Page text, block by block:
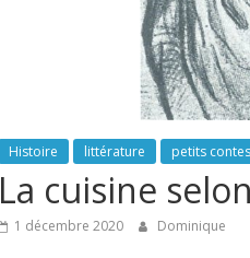
Histoire littérature petits
La cuisine
1 décembre 2020 Dominique